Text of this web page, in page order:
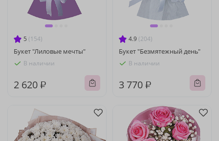
5 (154)
Букет "Лиловые мечты"
В наличии
2 620 ₽
4.9 (204)
Букет "Безмятежный день"
В наличии
3 770 ₽